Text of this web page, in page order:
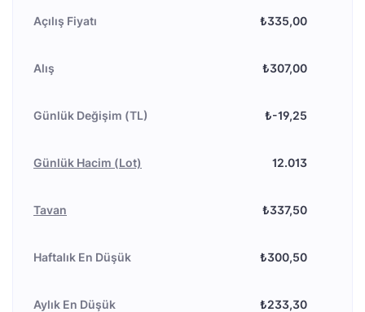
Açılış Fiyatı ₺335,00
Alış ₺307,00
Günlük Değişim (TL) ₺-19,25
Günlük Hacim (Lot) 12.013
Tavan ₺337,50
Haftalık En Düşük ₺300,50
Aylık En Düşük ₺233,30